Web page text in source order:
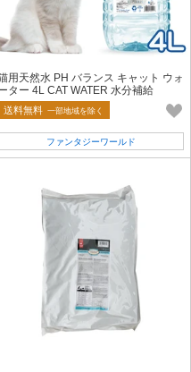
用天然水 PH バランス キャット ウォ
ター 4L CAT WATER 水分補給
送料無料 一部地域を除く
ファンタジーワールド